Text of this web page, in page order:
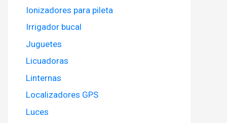
Ionizadores para pileta
Irrigador bucal
Juguetes
Licuadoras
Linternas
Localizadores GPS
Luces